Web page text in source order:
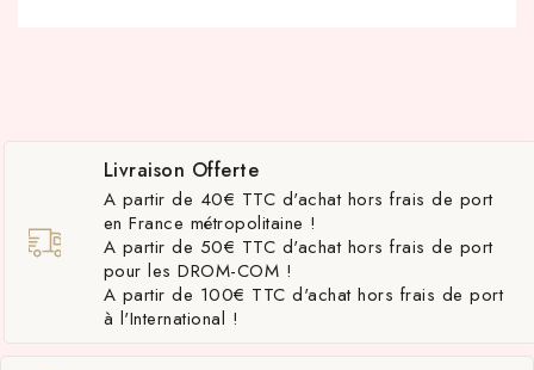
Livraison Offerte
A partir de 40€ TTC d'achat hors frais de port
en France métropolitaine !
A partir de 50€ TTC d'achat hors frais de port
pour les DROM-COM !
A partir de 100€ TTC d'achat hors frais de port
à l'International !